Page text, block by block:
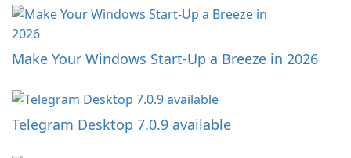
Make Your Windows Start-Up a Breeze in 2026
Telegram Desktop 7.0.9 available